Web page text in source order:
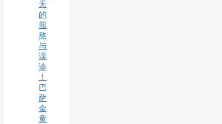
天
的
煎
熬
与
误
诊
！
巴
萨
金
童